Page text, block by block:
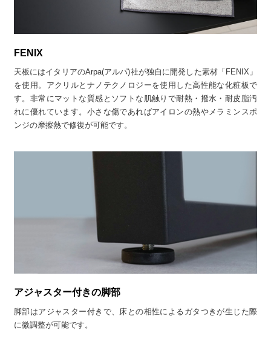
FENIX
天板にはイタリアのArpa(アルパ)社が独自に開発した素材「FENIX」
を使用。アクリルとナノテクノロジーを使用した高性能な化粧板で
す。非常にマットな質感とソフトな肌触りで耐熱・撥水・耐皮脂汚
れに優れています。小さな傷であればアイロンの熱やメラミンスポ
ンジの摩擦熱で修復が可能です。
アジャスター付きの脚部
脚部はアジャスター付きで、床との相性によるガタつきが生じた際
に微調整が可能です。